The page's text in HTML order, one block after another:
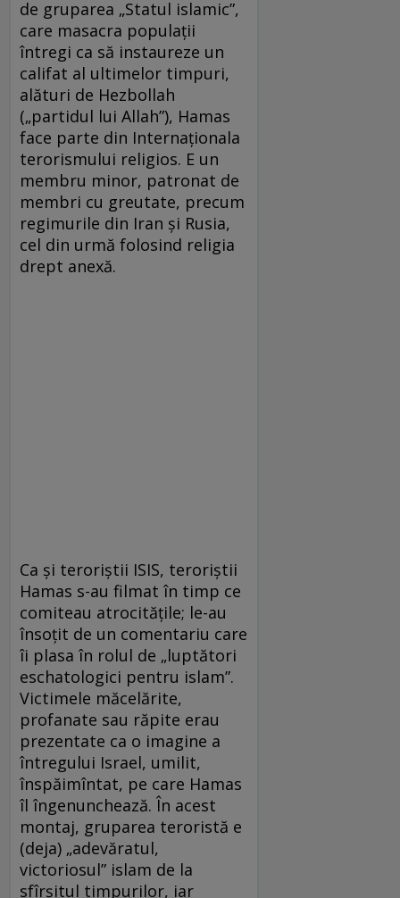
de gruparea „Statul islamic”,
care masacra populaţii
întregi ca să instaureze un
califat al ultimelor timpuri,
alături de Hezbollah
(„partidul lui Allah”), Hamas
face parte din Internaţionala
terorismului religios. E un
membru minor, patronat de
membri cu greutate, precum
regimurile din Iran şi Rusia,
cel din urmă folosind religia
drept anexă.
Ca şi teroriştii ISIS, teroriştii
Hamas s-au filmat în timp ce
comiteau atrocităţile; le-au
însoţit de un comentariu care
îi plasa în rolul de „luptători
eschatologici pentru islam”.
Victimele măcelărite,
profanate sau răpite erau
prezentate ca o imagine a
întregului Israel, umilit,
înspăimîntat, pe care Hamas
îl îngenunchează. În acest
montaj, gruparea teroristă e
(deja) „adevăratul,
victoriosul” islam de la
sfîrşitul timpurilor, iar